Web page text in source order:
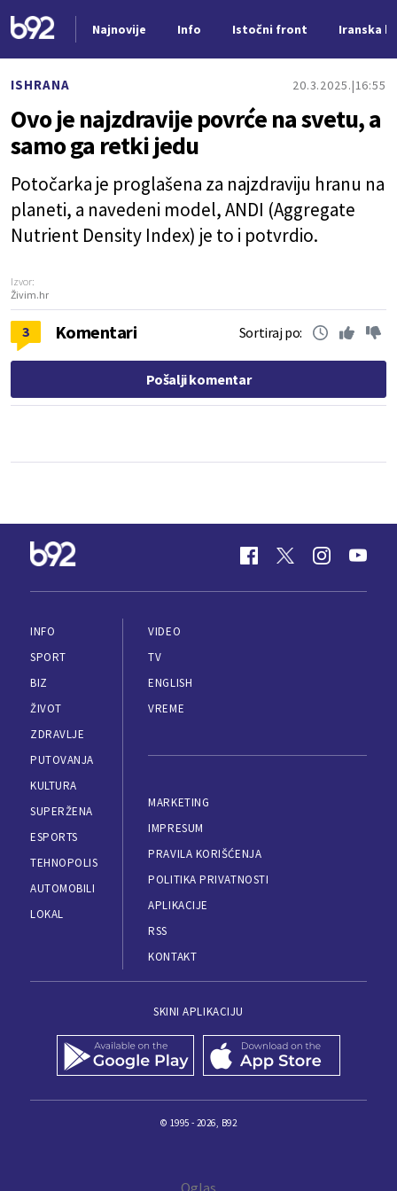
Najnovije Info Istočni front Iranska
ISHRANA 20.3.2025. 16:55
Ovo je najzdravije povrće na svetu, a
samo ga retki jedu
Potočarka je proglašena za najzdraviju hranu na
planeti, a navedeni model, ANDI (Aggregate
Nutrient Density Index) je to i potvrdio.
Izvor:
Živim.hr
3 Komentari Sortiraj po:
Pošalji komentar
INFO
SPORT
BIZ
ŽIVOT
ZDRAVLJE
PUTOVANJA
KULTURA
SUPERŽENA
ESPORTS
TEHNOPOLIS
AUTOMOBILI
LOKAL
VIDEO
TV
ENGLISH
VREME
MARKETING
IMPRESUM
PRAVILA KORIŠĆENJA
POLITIKA PRIVATNOSTI
APLIKACIJE
RSS
KONTAKT
SKINI APLIKACIJU
© 1995 - 2026, B92